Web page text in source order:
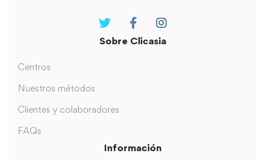
Sobre Clicasia
Centros
Nuestros métodos
Clientes y colaboradores
FAQs
Información